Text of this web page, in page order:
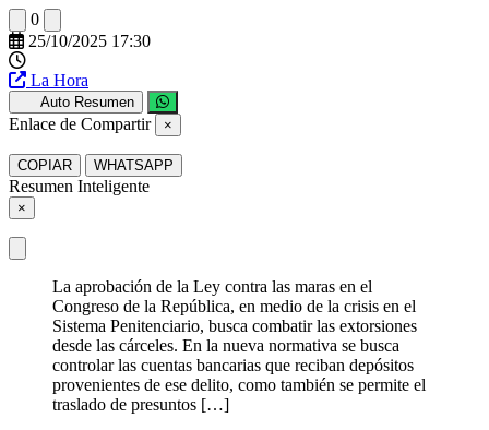
0
25/10/2025 17:30
La Hora
Auto Resumen
Enlace de Compartir ×
COPIAR WHATSAPP
Resumen Inteligente
×
La aprobación de la Ley contra las maras en el
Congreso de la República, en medio de la crisis en el
Sistema Penitenciario, busca combatir las extorsiones
desde las cárceles. En la nueva normativa se busca
controlar las cuentas bancarias que reciban depósitos
provenientes de ese delito, como también se permite el
traslado de presuntos […]